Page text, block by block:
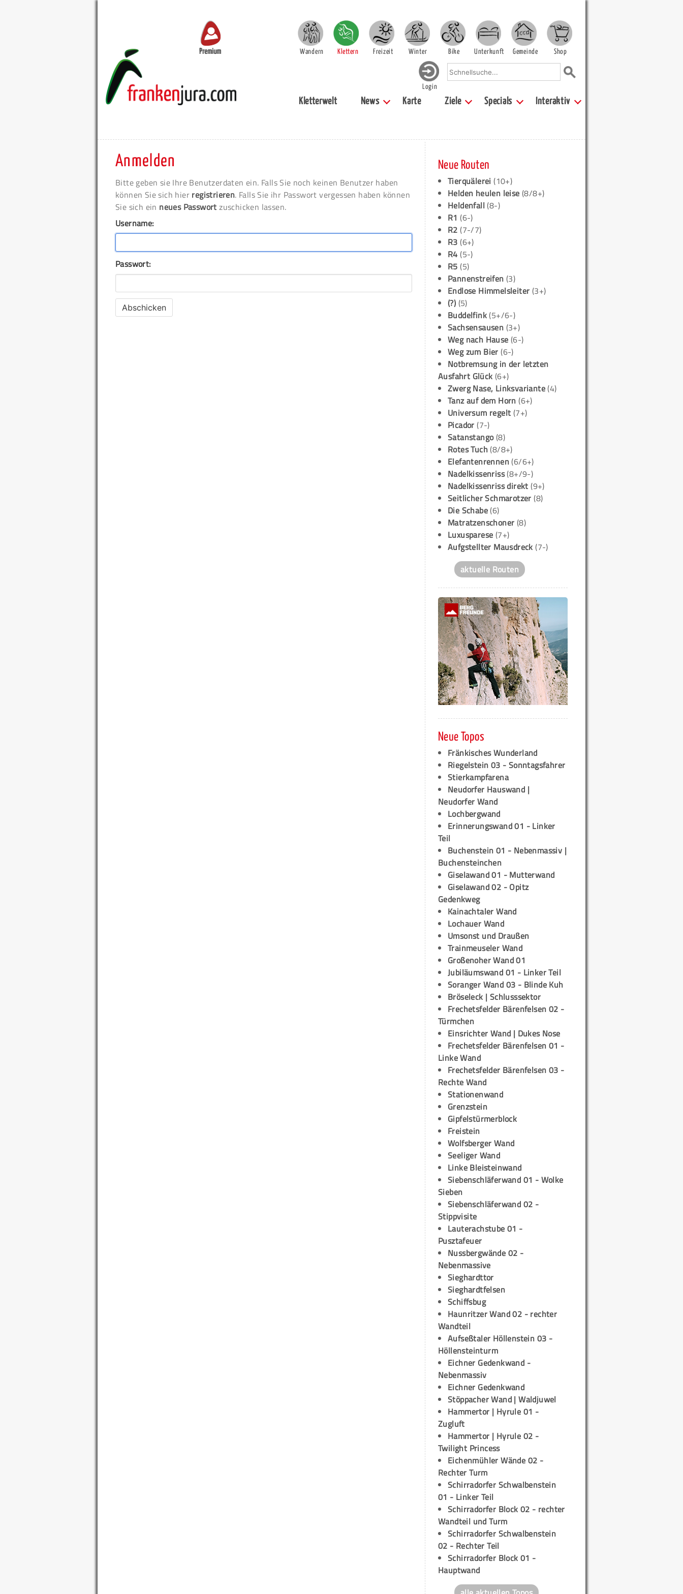
Premium Wandern Klettern Freizeit Winter Bike Unterkunft Gemeinde Shop
Login
Kletterwelt News Karte Ziele Specials Interaktiv
Anmelden
Bitte geben sie Ihre Benutzerdaten ein. Falls Sie noch keinen Benutzer haben
können Sie sich hier registrieren. Falls Sie ihr Passwort vergessen haben können
Sie sich ein neues Passwort zuschicken lassen.
Username:
Passwort:
Neue Routen
Tierquälerei (10+)
Helden heulen leise(8/8+)
Heldenfall(8-)
R1 (6-)
R2 (7-/7)
R3 (6+)
R4 (5-)
R5 (5)
Pannenstreifen (3)
Endlose Himmelsleiter (3+)
(?) (5)
Buddelfink(5+/6-)
Sachsensausen (3+)
Weg nach Hause (6-)
Weg zum Bier (6-)
Notbremsung in der letzten
Ausfahrt Glück (6+)
Zwerg Nase, Linksvariante(4)
Tanz auf dem Horn (6+)
Universum regelt (7+)
Picador (7-)
Satanstango(8)
Rotes Tuch(8/8+)
Elefantenrennen(6/6+)
Nadelkissenriss(8+/9-)
Nadelkissenriss direkt (9+)
Seitlicher Schmarotzer (8)
Die Schabe(6)
Matratzenschoner (8)
Luxusparese (7+)
Aufgstellter Mausdreck (7-)
aktuelle Routen
Neue Topos
Fränkisches Wunderland
Riegelstein 03 - Sonntagsfahrer
Stierkampfarena
Neudorfer Hauswand |
Neudorfer Wand
Lochbergwand
Erinnerungswand 01 - Linker
Teil
Buchenstein 01 - Nebenmassiv |
Buchensteinchen
Giselawand 01 - Mutterwand
Giselawand 02 - Opitz
Gedenkweg
Kainachtaler Wand
Lochauer Wand
Umsonst und Draußen
Trainmeuseler Wand
Großenoher Wand 01
Jubiläumswand 01 - Linker Teil
Soranger Wand 03 - Blinde Kuh
Bröseleck | Schlusssektor
Frechetsfelder Bärenfelsen 02 -
Türmchen
Einsrichter Wand | Dukes Nose
Frechetsfelder Bärenfelsen 01 -
Linke Wand
Frechetsfelder Bärenfelsen 03 -
Rechte Wand
Stationenwand
Grenzstein
Gipfelstürmerblock
Freistein
Wolfsberger Wand
Seeliger Wand
Linke Bleisteinwand
Siebenschläferwand 01 - Wolke
Sieben
Siebenschläferwand 02 -
Stippvisite
Lauterachstube 01 -
Pusztafeuer
Nussbergwände 02 -
Nebenmassive
Sieghardttor
Sieghardtfelsen
Schiffsbug
Haunritzer Wand 02 - rechter
Wandteil
Aufseßtaler Höllenstein 03 -
Höllensteinturm
Eichner Gedenkwand -
Nebenmassiv
Eichner Gedenkwand
Stöppacher Wand | Waldjuwel
Hammertor | Hyrule 01 -
Zugluft
Hammertor | Hyrule 02 -
Twilight Princess
Eichenmühler Wände 02 -
Rechter Turm
Schirradorfer Schwalbenstein
01 - Linker Teil
Schirradorfer Block 02 - rechter
Wandteil und Turm
Schirradorfer Schwalbenstein
02 - Rechter Teil
Schirradorfer Block 01 -
Hauptwand